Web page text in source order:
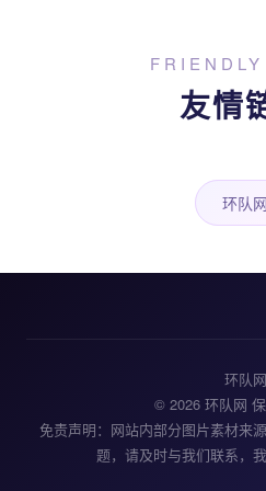
友情
环队网
环队网
© 2026 环队网
免责声明：网站内部分图片素材来
题，请及时与我们联系，